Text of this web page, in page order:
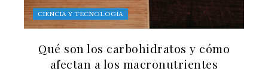
CIENCIA Y TECNOLOGÍA
Qué son los carbohidratos y cómo
afectan a los macronutrientes